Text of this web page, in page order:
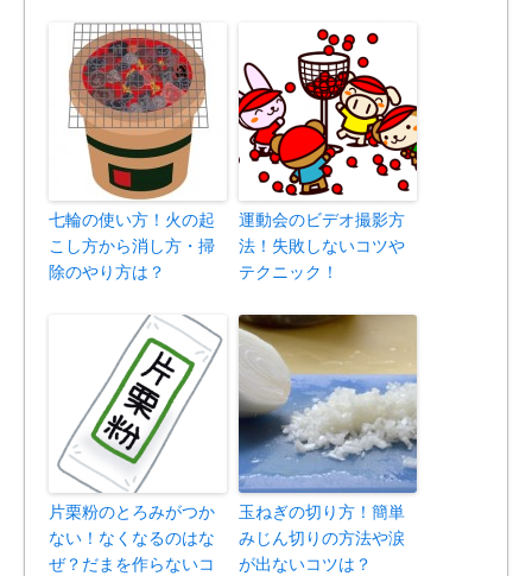
七輪の使い方！火の起
こし方から消し方・掃
除のやり方は？
運動会のビデオ撮影方
法！失敗しないコツや
テクニック！
片栗粉のとろみがつか
ない！なくなるのはな
ぜ？だまを作らないコ
玉ねぎの切り方！簡単
みじん切りの方法や涙
が出ないコツは？